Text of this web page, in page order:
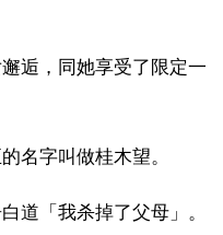
逅，同她享受了限定一
名字叫做桂木望。
道「我杀掉了父母」。